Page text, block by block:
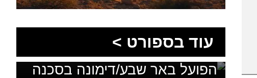
עוד בספורט >
בלי מאמן, בלי סגל ועם דדליין:
הפועל באר שבע/דימונה בסכנה